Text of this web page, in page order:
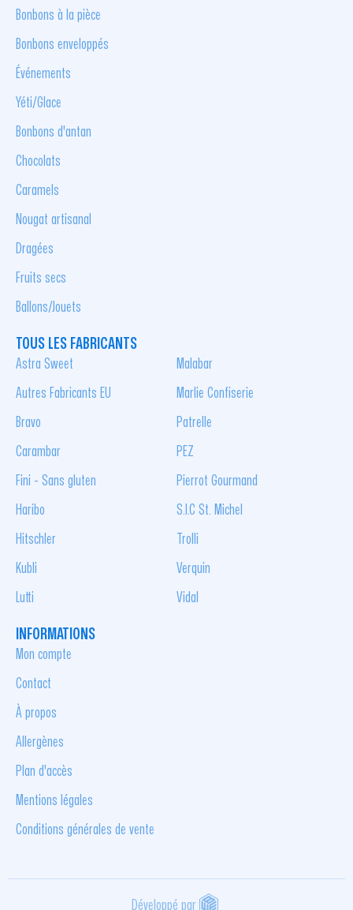
Bonbons à la pièce
Bonbons enveloppés
Événements
Yéti/Glace
Bonbons d'antan
Chocolats
Caramels
Nougat artisanal
Dragées
Fruits secs
Ballons/Jouets
TOUS LES FABRICANTS
Astra Sweet
Autres Fabricants EU
Bravo
Carambar
Fini - Sans gluten
Haribo
Hitschler
Kubli
Lutti
Malabar
Marlie Confiserie
Patrelle
PEZ
Pierrot Gourmand
S.I.C St. Michel
Trolli
Verquin
Vidal
INFORMATIONS
Mon compte
Contact
À propos
Allergènes
Plan d'accès
Mentions légales
Conditions générales de vente
Développé par